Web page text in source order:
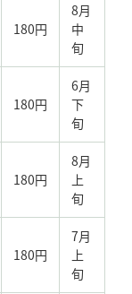
180円
8月
中
旬
180円
6月
下
旬
180円
8月
上
旬
180円
7月
上
旬